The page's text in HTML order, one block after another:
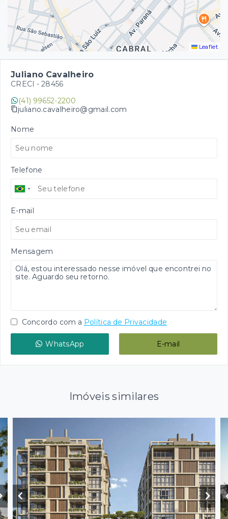
Leaflet
Juliano Cavalheiro
CRECI - 28456
(41) 99652-2200
juliano.cavalheiro@gmail.com
Nome
Telefone
E-mail
Mensagem
Concordo com a Política de Privacidade
WhatsApp E-mail
Imóveis similares